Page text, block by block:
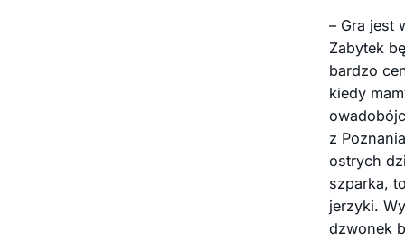
– Gra jest
Zabytek
bardzo
kiedy
z
ostrych
szparka,
jerzyki.
dzwonek